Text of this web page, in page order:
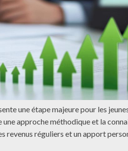
une étape majeure pour les
approche méthodique et la
revenus réguliers et un apport